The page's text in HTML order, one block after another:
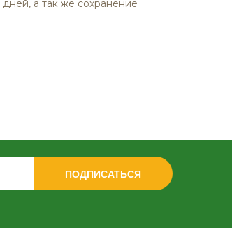
а так же сохранение
ПОДПИСАТЬСЯ